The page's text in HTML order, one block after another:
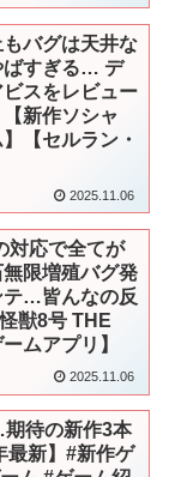
バグは天井な
ばすぎる… デ
スをレビュー
新作ソシャ
【セルラン・
2025.11.06
対応で全てが
限増殖バグ発
テ…皆んなの反
獣8号 THE
ムアプリ】
2025.11.06
待の新作3本
最新】#新作ゲ